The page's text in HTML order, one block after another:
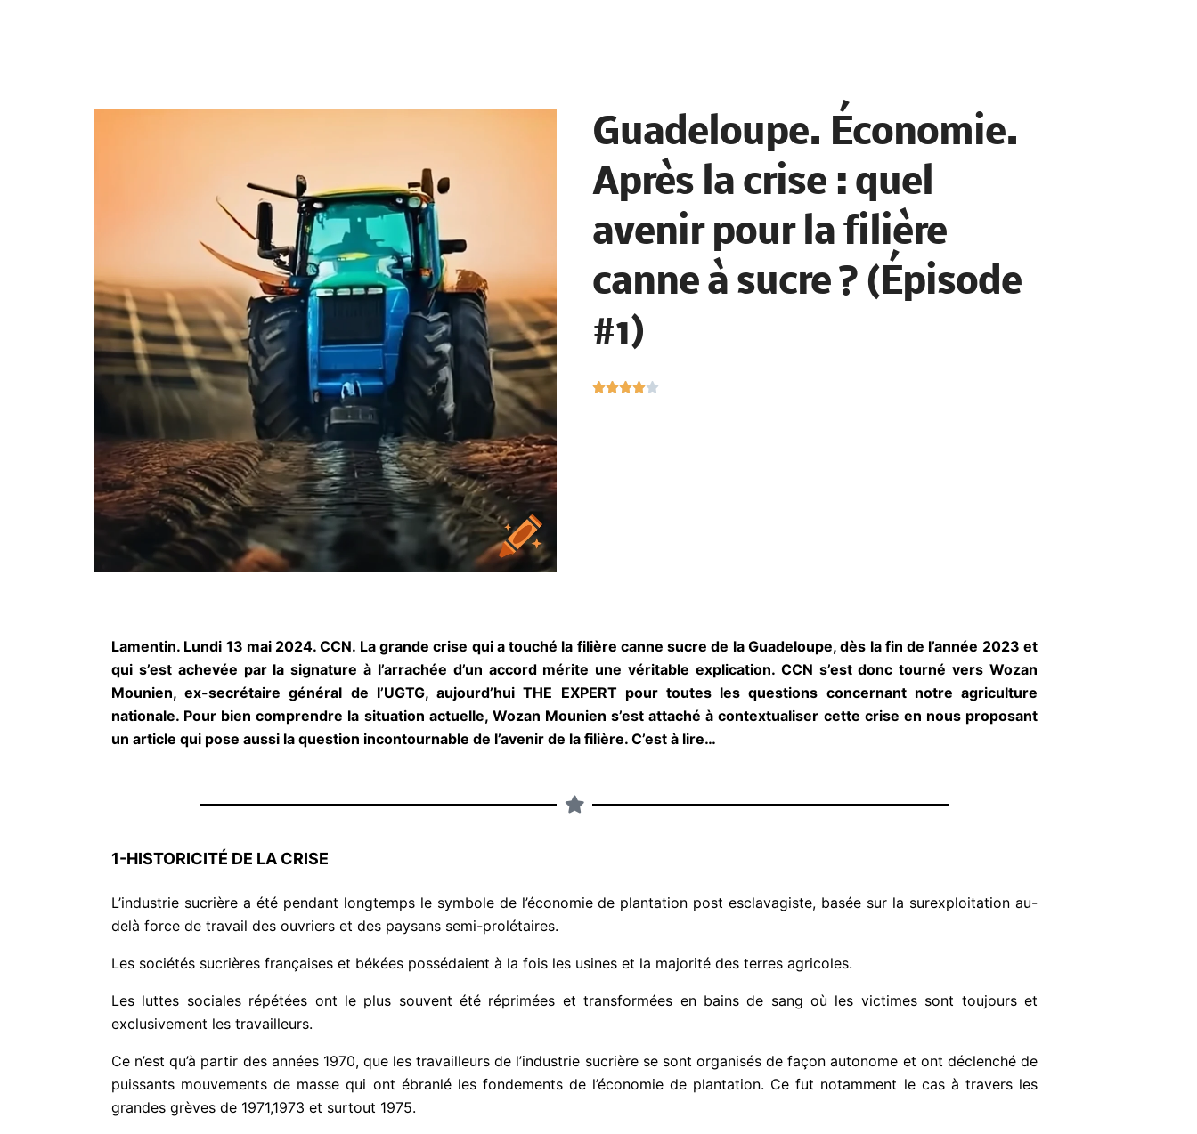
Guadeloupe. Économie.
Après la crise : quel
avenir pour la filière
canne à sucre ? (Épisode
#1)

Lamentin. Lundi 13 mai 2024. CCN. La grande crise qui a touché la filière canne sucre de la Guadeloupe, dès la fin de l’année 2023 et
qui s’est achevée par la signature à l’arrachée d’un accord mérite une véritable explication. CCN s’est donc tourné vers Wozan
Mounien, ex-secrétaire général de l’UGTG, aujourd’hui THE EXPERT pour toutes les questions concernant notre agriculture
nationale. Pour bien comprendre la situation actuelle, Wozan Mounien s’est attaché à contextualiser cette crise en nous proposant
un article qui pose aussi la question incontournable de l’avenir de la filière. C’est à lire…
1-HISTORICITÉ DE LA CRISE
L’industrie sucrière a été pendant longtemps le symbole de l’économie de plantation post esclavagiste, basée sur la surexploitation au-
delà force de travail des ouvriers et des paysans semi-prolétaires.
Les sociétés sucrières françaises et békées possédaient à la fois les usines et la majorité des terres agricoles.
Les luttes sociales répétées ont le plus souvent été réprimées et transformées en bains de sang où les victimes sont toujours et
exclusivement les travailleurs.
Ce n’est qu’à partir des années 1970, que les travailleurs de l’industrie sucrière se sont organisés de façon autonome et ont déclenché de
puissants mouvements de masse qui ont ébranlé les fondements de l’économie de plantation. Ce fut notamment le cas à travers les
grandes grèves de 1971,1973 et surtout 1975.